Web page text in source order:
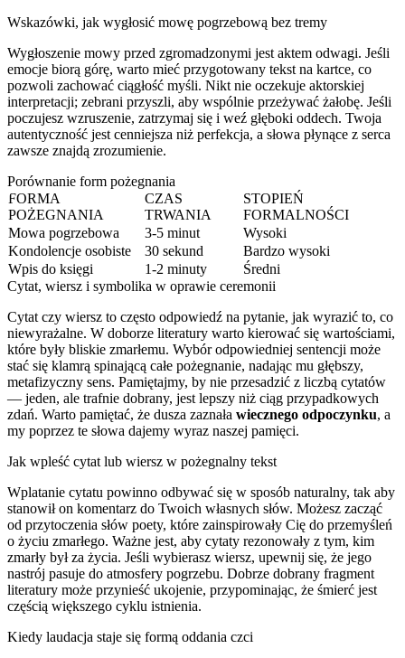
Wskazówki, jak wygłosić mowę pogrzebową bez tremy
Wygłoszenie mowy przed zgromadzonymi jest aktem odwagi. Jeśli
emocje biorą górę, warto mieć przygotowany tekst na kartce, co
pozwoli zachować ciągłość myśli. Nikt nie oczekuje aktorskiej
interpretacji; zebrani przyszli, aby wspólnie przeżywać żałobę. Jeśli
poczujesz wzruszenie, zatrzymaj się i weź głęboki oddech. Twoja
autentyczność jest cenniejsza niż perfekcja, a słowa płynące z serca
zawsze znajdą zrozumienie.
Porównanie form pożegnania
FORMA
POŻEGNANIA
CZAS
TRWANIA
STOPIEŃ
FORMALNOŚCI
Mowa pogrzebowa
3-5 minut
Wysoki
Kondolencje osobiste
30 sekund
Bardzo wysoki
Wpis do księgi
1-2 minuty
Średni
Cytat, wiersz i symbolika w oprawie ceremonii
Cytat czy wiersz to często odpowiedź na pytanie, jak wyrazić to, co
niewyrażalne. W doborze literatury warto kierować się wartościami,
które były bliskie zmarłemu. Wybór odpowiedniej sentencji może
stać się klamrą spinającą całe pożegnanie, nadając mu głębszy,
metafizyczny sens. Pamiętajmy, by nie przesadzić z liczbą cytatów
— jeden, ale trafnie dobrany, jest lepszy niż ciąg przypadkowych
zdań. Warto pamiętać, że dusza zaznała wiecznego odpoczynku, a
my poprzez te słowa dajemy wyraz naszej pamięci.
Jak wpleść cytat lub wiersz w pożegnalny tekst
Wplatanie cytatu powinno odbywać się w sposób naturalny, tak aby
stanowił on komentarz do Twoich własnych słów. Możesz zacząć
od przytoczenia słów poety, które zainspirowały Cię do przemyśleń
o życiu zmarłego. Ważne jest, aby cytaty rezonowały z tym, kim
zmarły był za życia. Jeśli wybierasz wiersz, upewnij się, że jego
nastrój pasuje do atmosfery pogrzebu. Dobrze dobrany fragment
literatury może przynieść ukojenie, przypominając, że śmierć jest
częścią większego cyklu istnienia.
Kiedy laudacja staje się formą oddania czci